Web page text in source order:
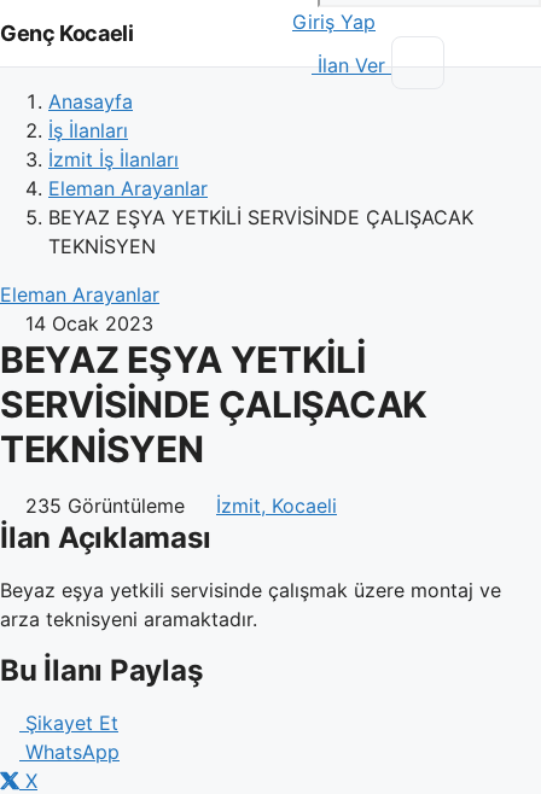
Genç Kocaeli
Giriş Yap
İlan Ver
Anasayfa
İş İlanları
İzmit İş İlanları
Eleman Arayanlar
BEYAZ EŞYA YETKİLİ SERVİSİNDE ÇALIŞACAK
TEKNİSYEN
Eleman Arayanlar
14 Ocak 2023
BEYAZ EŞYA YETKİLİ
SERVİSİNDE ÇALIŞACAK
TEKNİSYEN
235 Görüntüleme İzmit, Kocaeli
İlan Açıklaması
Beyaz eşya yetkili servisinde çalışmak üzere montaj ve
arza teknisyeni aramaktadır.
Bu İlanı Paylaş
Şikayet Et
WhatsApp
X